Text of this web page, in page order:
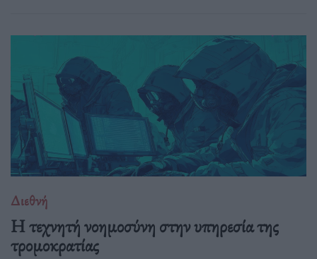
Διεθνή
Η τεχνητή νοημοσύνη στην υπηρεσία της
τρομοκρατίας